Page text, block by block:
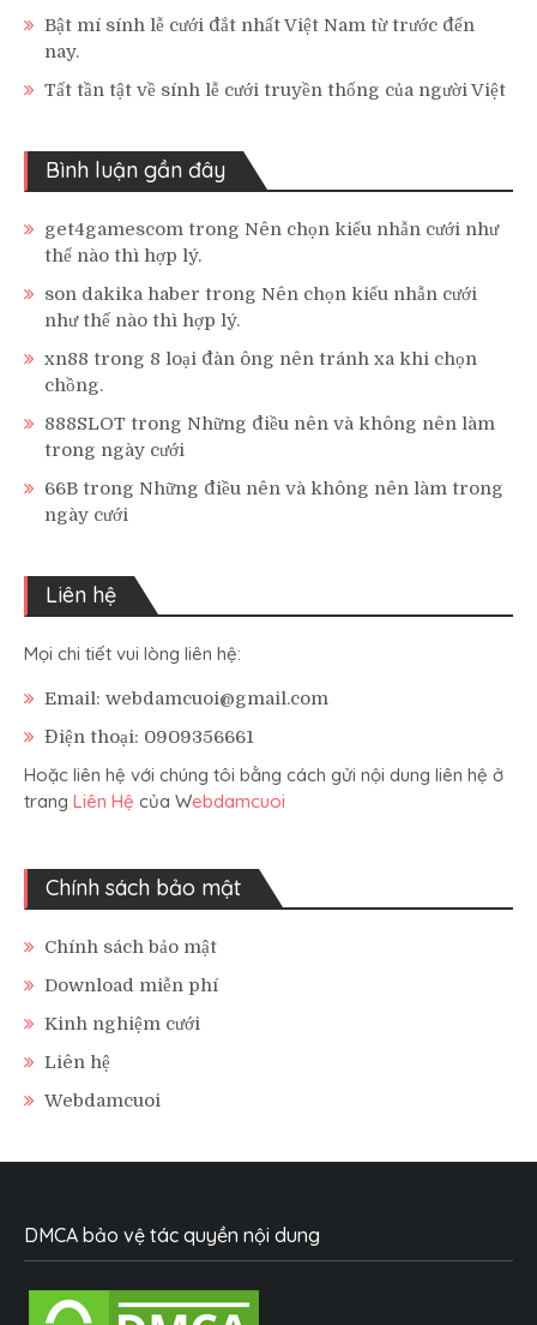
Bật mí sính lễ cưới đắt nhất Việt Nam từ trước đến
nay.
Tất tần tật về sính lễ cưới truyền thống của người Việt
Bình luận gần đây
get4gamescom trong Nên chọn kiểu nhẫn cưới như
thế nào thì hợp lý.
son dakika haber trong Nên chọn kiểu nhẫn cưới
như thế nào thì hợp lý.
xn88 trong 8 loại đàn ông nên tránh xa khi chọn
chồng.
888SLOT trong Những điều nên và không nên làm
trong ngày cưới
66B trong Những điều nên và không nên làm trong
ngày cưới
Liên hệ
Mọi chi tiết vui lòng liên hệ:
Email: webdamcuoi@gmail.com
Điện thoại: 0909356661
Hoặc liên hệ với chúng tôi bằng cách gửi nội dung liên hệ ở
trang Liên Hệ của Webdamcuoi
Chính sách bảo mật
Chính sách bảo mật
Download miễn phí
Kinh nghiệm cưới
Liên hệ
Webdamcuoi
DMCA bảo vệ tác quyền nội dung